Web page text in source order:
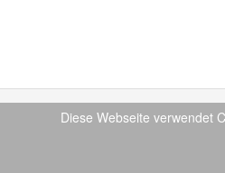
Diese Webseite verwendet